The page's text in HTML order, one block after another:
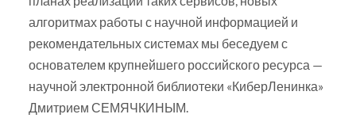
алгоритмах работы с научной информацией и
рекомендательных системах мы беседуем с
основателем крупнейшего российского ресурса —
научной электронной библиотеки «КиберЛенинка»
Дмитрием СЕМЯЧКИНЫМ.